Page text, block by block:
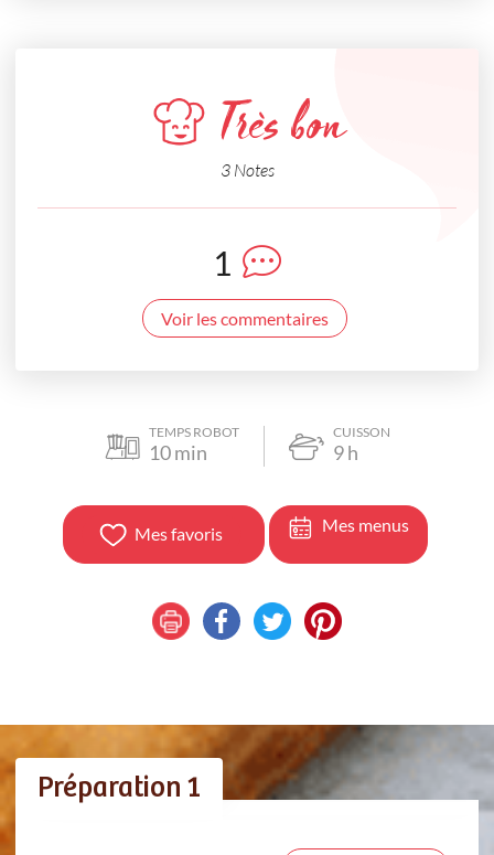
Très bon
3 Notes
1
Voir les commentaires
TEMPS ROBOT
10min
CUISSON
9h
Mes favoris Mes menus
Préparation 1